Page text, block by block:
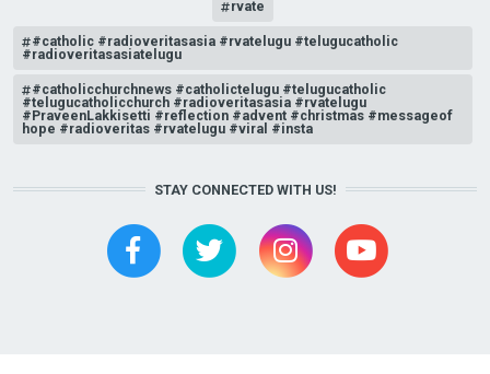
rvate
#catholic #radioveritasasia #rvatelugu #telugucatholic
#radioveritasasiatelugu
#catholicchurchnews #catholictelugu #telugucatholic
#telugucatholicchurch #radioveritasasia #rvatelugu
#PraveenLakkisetti #reflection #advent #christmas #messageof
hope #radioveritas #rvatelugu #viral #insta
STAY CONNECTED WITH US!